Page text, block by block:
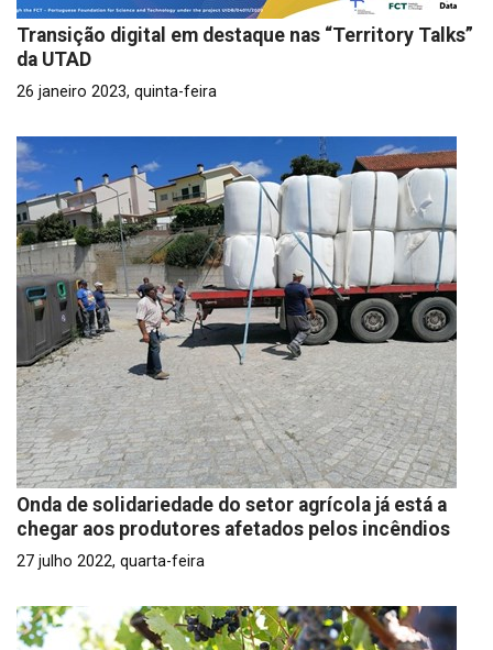
Transição digital em destaque nas “Territory Talks”
da UTAD
26 janeiro 2023, quinta-feira
Onda de solidariedade do setor agrícola já está a
chegar aos produtores afetados pelos incêndios
27 julho 2022, quarta-feira